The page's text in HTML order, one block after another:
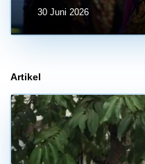
30 Juni 2026
Artikel